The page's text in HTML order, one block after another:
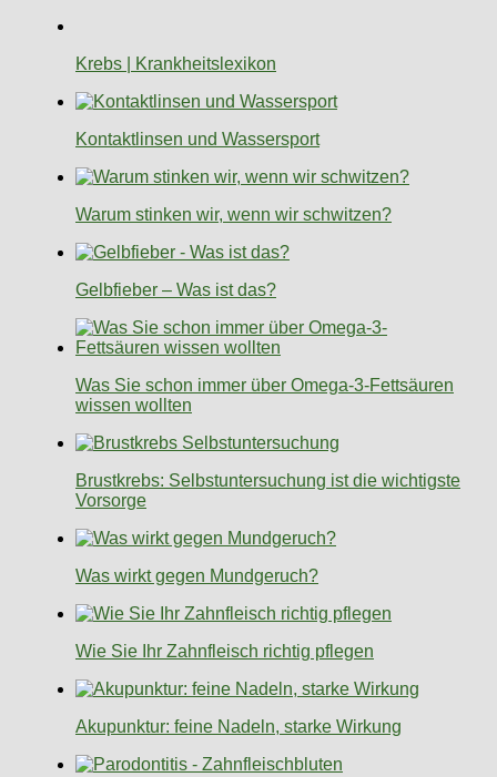
Krebs | Krankheitslexikon
Kontaktlinsen und Wassersport
Warum stinken wir, wenn wir schwitzen?
Gelbfieber – Was ist das?
Was Sie schon immer über Omega-3-Fettsäuren
wissen wollten
Brustkrebs: Selbstuntersuchung ist die wichtigste
Vorsorge
Was wirkt gegen Mundgeruch?
Wie Sie Ihr Zahnfleisch richtig pflegen
Akupunktur: feine Nadeln, starke Wirkung